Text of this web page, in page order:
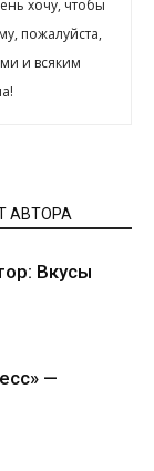
хочу, чтобы
пожалуйста,
и всяким
АВТОРА
Вкусы
—